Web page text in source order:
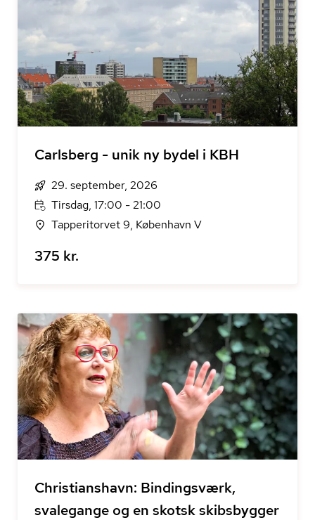
Carlsberg - unik ny bydel i KBH
29. september, 2026
Tirsdag, 17:00 - 21:00
Tapperitorvet 9, København V
375 kr.
Christianshavn: Bindingsværk,
svalegange og en skotsk skibsbygger